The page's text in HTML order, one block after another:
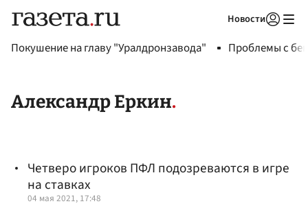
Новости
Покушение на главу "Уралдронзавода" Проблемы с
Александр Еркин
Четверо игроков ПФЛ подозреваются в игре
на ставках
04 мая 2021, 17:48